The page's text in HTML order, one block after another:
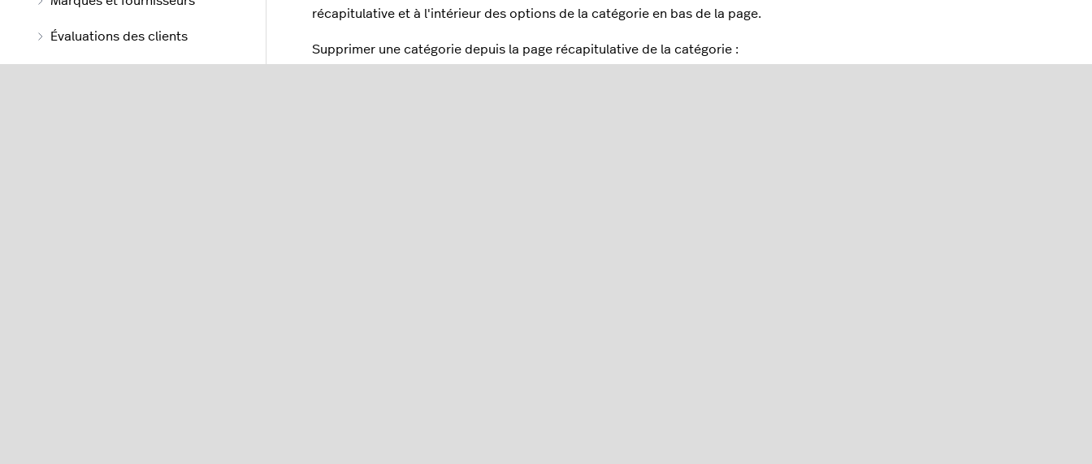
récapitulative et à l'intérieur des options de la catégorie en bas de la page.
Supprimer une catégorie depuis la page récapitulative de la catégorie :
Évaluations des clients